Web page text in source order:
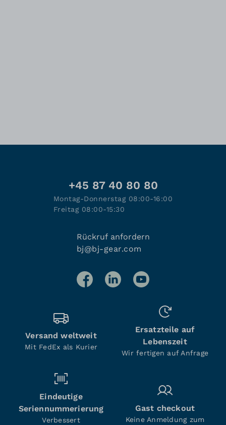
+45 87 40 80 80
Montag-Donnerstag 08:00-16:00
Freitag 08:00-15:30
Rückruf anfordern
bj@bj-gear.com
Versand weltweit
Mit FedEx als Kurier
Ersatzteile auf
Lebenszeit
Wir fertigen auf Anfrage
Eindeutige
Seriennummerierung
Verbessert
Gast checkout
Keine Anmeldung zum